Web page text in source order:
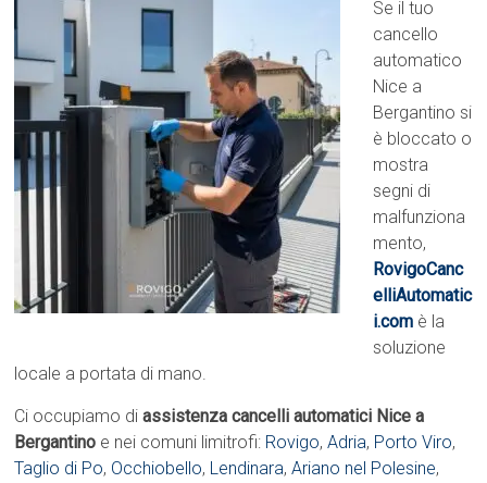
Se il tuo
cancello
automatico
Nice a
Bergantino si
è bloccato o
mostra
segni di
malfunziona
mento,
RovigoCanc
elliAutomatic
i.com è la
soluzione
locale a portata di mano.
Ci occupiamo diassistenza cancelli automatici Nice a
Bergantino e nei comuni limitrofi: Rovigo,Adria, Porto Viro,
Taglio di Po, Occhiobello, Lendinara,Ariano nel Polesine,